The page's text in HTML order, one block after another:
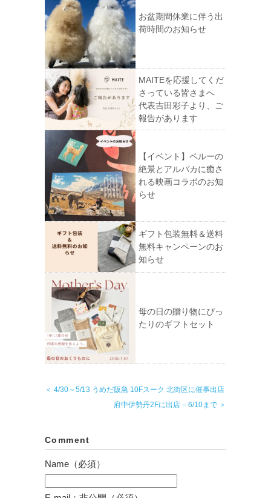
お盆期間休業に伴う出
荷時間のお知らせ
MAITEを応援してくだ
さっている皆さまへ
代表吉田彩子より、ご
報告があります
【イベント】ペルーの
絶景とアルパカに癒さ
れる映画コラボのお知
らせ
ギフト包装無料＆送料
無料キャンペーンのお
知らせ
母の日の贈り物にぴっ
たりのギフトセット
＜ 4/30～5/13 うめだ阪急 10Fスーク 北街区に催事出店
府中伊勢丹2Fに出店 – 6/10まで ＞
Comment
Name（必須）